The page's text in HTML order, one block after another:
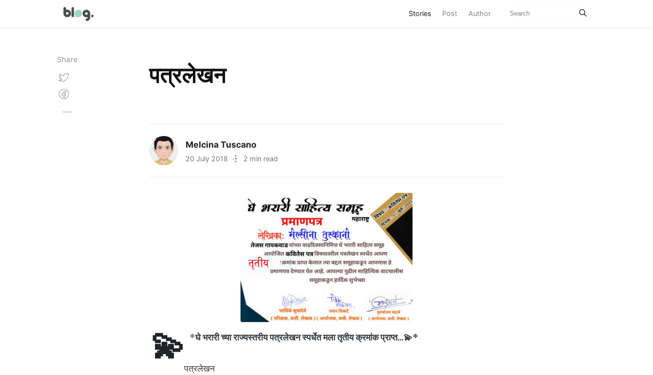
Stories (current)
Post Author
Share
पत्रलेखन
Melcina Tuscano
20 July 2018 · 2 min read
*
💫 घे भरारी च्या राज्यस्तरीय पत्रलेखन स्पर्धेत मला तृतीय क्रमांक प्राप्त...💫*
पत्रलेखन